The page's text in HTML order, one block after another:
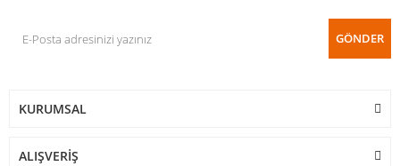
GÖNDER
KURUMSAL
ALIŞVERİŞ